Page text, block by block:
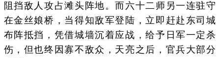
阻挡敌人攻占滩头阵地。而六十二师另一连驻守
在金丝娘桥，当得知敌军登陆，立即赶赴东司城
布阵抵挡，凭借城墙沉着应战，给予日军一定杀
伤，但也终因寡不敌众，天亮之后，官兵大部分